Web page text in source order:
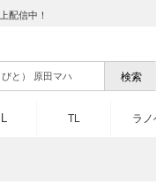
配信中！
TL ラノ